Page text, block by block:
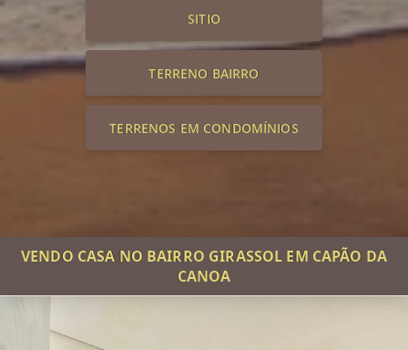
SITIO
TERRENO BAIRRO
TERRENOS EM CONDOMÍNIOS
VENDO CASA NO BAIRRO GIRASSOL EM CAPÃO DA
CANOA